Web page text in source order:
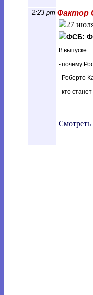
2:23 pm Фактор
27
ФСБ:
В выпуске:
- почему
- Роберто
- кто
Смотреть